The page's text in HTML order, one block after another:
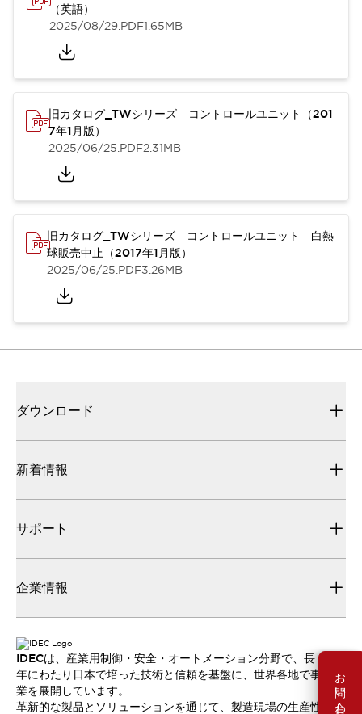
お問い合わせ
（英語）
2025/08/29.PDF1.65MB
旧カタログ_TWシリーズ コントロールユニット（201
7年1月版）
2025/06/25.PDF2.31MB
旧カタログ_TWシリーズ コントロールユニット 白熱
球販売中止（2017年1月版）
2025/06/25.PDF3.26MB
ダウンロード
新着情報
サポート
企業情報
IDECは、産業用制御・安全・オートメーション分野で、長
年にわたり日本で培った技術と信頼を基盤に、世界各地で事
業を展開しています。
革新的な製品とソリューションを通じて、製造現場の生産性